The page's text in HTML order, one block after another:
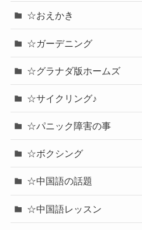
☆おえかき
☆ガーデニング
☆グラナダ版ホームズ
☆サイクリング♪
☆パニック障害の事
☆ボクシング
☆中国語の話題
☆中国語レッスン